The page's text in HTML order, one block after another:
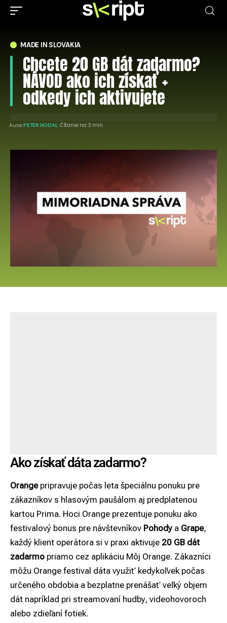
MADE IN SLOVAKIA
Chcete 20 GB dát zadarmo?
NÁVOD ako ich získať +
odkedy ich aktivujete
Autor:PETER HODAL Čítanie na 3 min.
Ako získať dáta zadarmo?
Orange pripravuje počas leta špeciálnu ponuku pre
zákazníkov s hlasovým paušálom aj predplatenou
kartou Prima. Hoci Orange prezentuje ponuku ako
festivalový bonus pre návštevníkov Pohody a Grape,
každý klient operátora si v praxi aktivuje 20 GB dát
zadarmo priamo cez aplikáciu Môj Orange. Zákazníci
môžu Orange festival dáta využiť kedykoľvek počas
určeného obdobia a bezplatne prenášať veľký objem
dát napríklad pri streamovaní hudby, videohovoroch
alebo zdieľaní fotiek.